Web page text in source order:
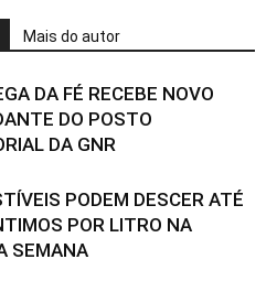
Mais do autor
DA FÉ RECEBE NOVO
DO POSTO
DA GNR
PODEM DESCER ATÉ
POR LITRO NA
SEMANA